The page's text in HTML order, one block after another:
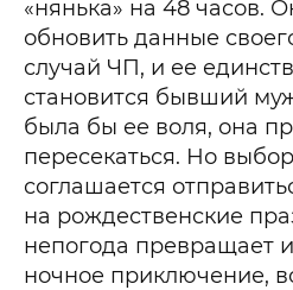
«нянька» на 48 часов.
обновить данные
случай ЧП, и ее
становится бывший
была бы ее воля, она
пересекаться. Но
соглашается
на рождественские
непогода превращает
ночное приключение,